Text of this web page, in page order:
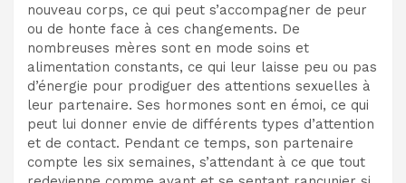
nouveau corps, ce qui peut s’accompagner de peur
ou de honte face à ces changements. De
nombreuses mères sont en mode soins et
alimentation constants, ce qui leur laisse peu ou pas
d’énergie pour prodiguer des attentions sexuelles à
leur partenaire. Ses hormones sont en émoi, ce qui
peut lui donner envie de différents types d’attention
et de contact. Pendant ce temps, son partenaire
compte les six semaines, s’attendant à ce que tout